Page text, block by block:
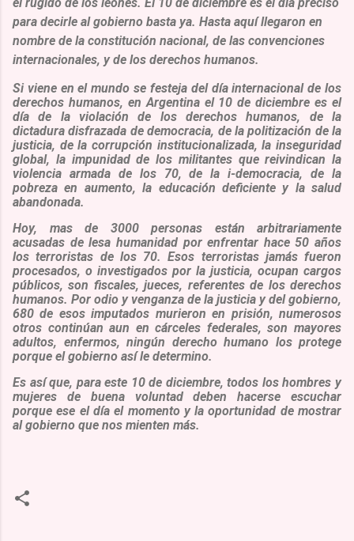
para decirle al gobierno basta ya. Hasta aquí llegaron en
nombre de la constitución nacional, de las convenciones
internacionales, y de los derechos humanos.
Si viene en el mundo se festeja del día internacional de los
derechos humanos, en Argentina el 10 de diciembre es el
día de la violación de los derechos humanos, de la
dictadura disfrazada de democracia, de la politización de la
justicia, de la corrupción institucionalizada, la inseguridad
global, la impunidad de los militantes que reivindican la
violencia armada de los 70, de la i-democracia, de la
pobreza en aumento, la educación deficiente y la salud
abandonada.
Hoy, mas de 3000 personas están arbitrariamente
acusadas de lesa humanidad por enfrentar hace 50 años
los terroristas de los 70. Esos terroristas jamás fueron
procesados, o investigados por la justicia, ocupan cargos
públicos, son fiscales, jueces, referentes de los derechos
humanos. Por odio y venganza de la justicia y del gobierno,
680 de esos imputados murieron en prisión, numerosos
otros continúan aun en cárceles federales, son mayores
adultos, enfermos, ningún derecho humano los protege
porque el gobierno así le determino.
Es así que, para este 10 de diciembre, todos los hombres y
mujeres de buena voluntad deben hacerse escuchar
porque ese el día el momento y la oportunidad de mostrar
al gobierno que nos mienten más.